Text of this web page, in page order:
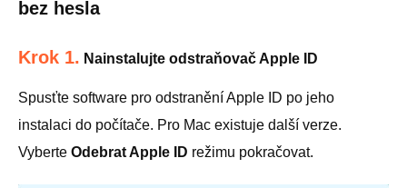
bez hesla
Krok 1. Nainstalujte odstraňovač Apple ID
Spusťte software pro odstranění Apple ID po jeho
instalaci do počítače. Pro Mac existuje další verze.
Vyberte Odebrat Apple ID režimu pokračovat.